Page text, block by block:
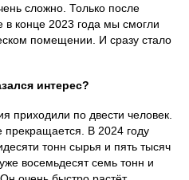
сложно. Только после
в конце 2023 года мы смогли
помещении. И сразу стало
интерес?
приходили по двести человек.
В 2024 году
тонн сырья и пять тысяч
восемьдесят семь тонн и